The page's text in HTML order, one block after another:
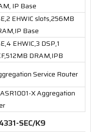
IP Base
EHWIC slots,256MB
Base
EHWIC,3 DSP,1
DRAM,IPB
Service Router
X Aggregation
SEC/K9